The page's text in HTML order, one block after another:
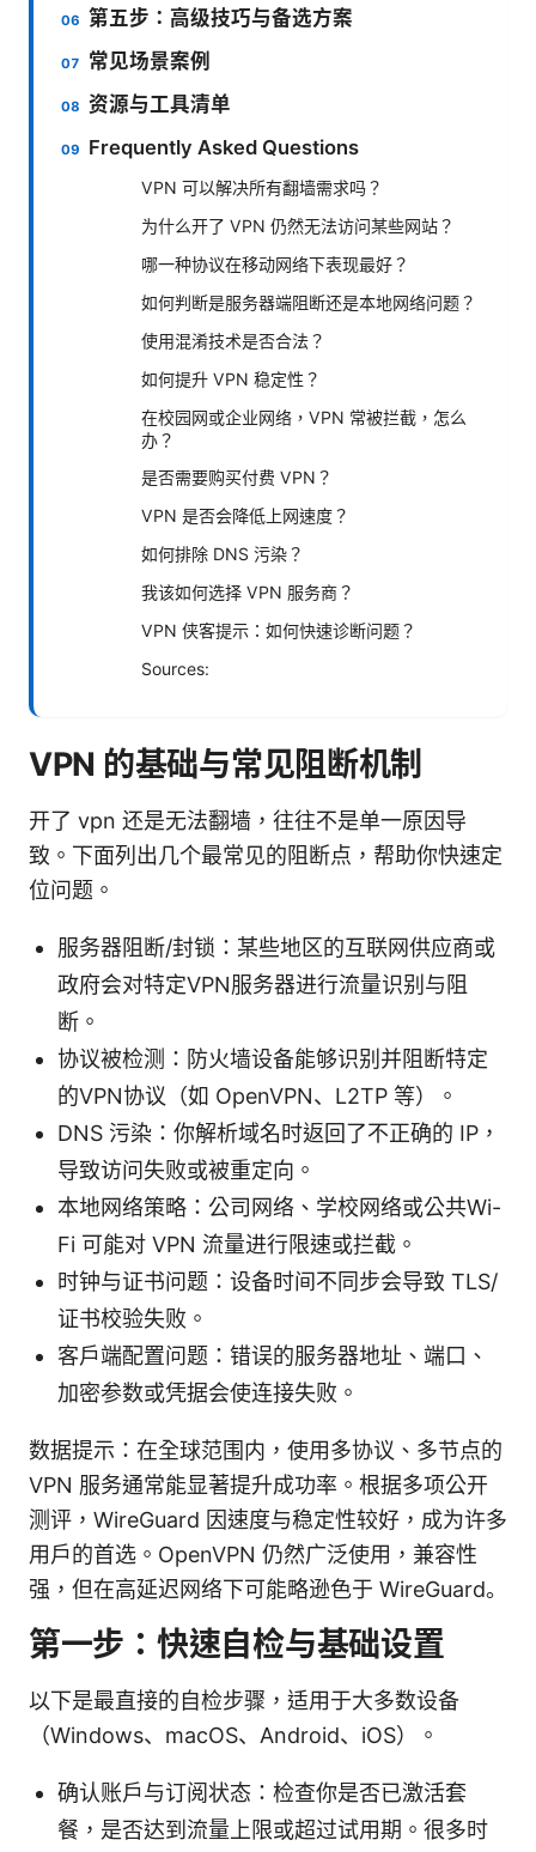
第五步：高级技巧与备选方案
常见场景案例
资源与工具清单
Frequently Asked Questions
VPN 可以解决所有翻墙需求吗？
为什么开了 VPN 仍然无法访问某些网站？
哪一种协议在移动网络下表现最好？
如何判断是服务器端阻断还是本地网络问题？
使用混淆技术是否合法？
如何提升 VPN 稳定性？
在校园网或企业网络，VPN 常被拦截，怎么
办？
是否需要购买付费 VPN？
VPN 是否会降低上网速度？
如何排除 DNS 污染？
我该如何选择 VPN 服务商？
VPN 侠客提示：如何快速诊断问题？
Sources:
VPN 的基础与常见阻断机制
开了 vpn 还是无法翻墙，往往不是单一原因导
致。下面列出几个最常见的阻断点，帮助你快速定
位问题。
服务器阻断/封锁：某些地区的互联网供应商或
政府会对特定VPN服务器进行流量识别与阻
断。
协议被检测：防火墙设备能够识别并阻断特定
的VPN协议（如 OpenVPN、L2TP 等）。
DNS 污染：你解析域名时返回了不正确的 IP，
导致访问失败或被重定向。
本地网络策略：公司网络、学校网络或公共Wi-
Fi 可能对 VPN 流量进行限速或拦截。
时钟与证书问题：设备时间不同步会导致 TLS/
证书校验失败。
客户端配置问题：错误的服务器地址、端口、
加密参数或凭据会使连接失败。
数据提示：在全球范围内，使用多协议、多节点的
VPN 服务通常能显著提升成功率。根据多项公开
测评，WireGuard 因速度与稳定性较好，成为许多
用户的首选。OpenVPN 仍然广泛使用，兼容性
强，但在高延迟网络下可能略逊色于 WireGuard。
第一步：快速自检与基础设置
以下是最直接的自检步骤，适用于大多数设备
（Windows、macOS、Android、iOS）。
确认账户与订阅状态：检查你是否已激活套
餐，是否达到流量上限或超过试用期。很多时